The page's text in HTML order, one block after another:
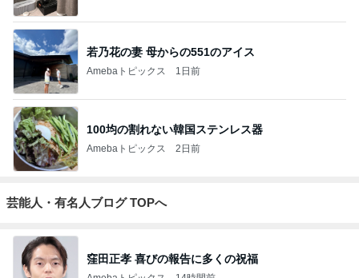
若乃花の妻 母からの551のアイス
Amebaトピックス 1日前
100均の割れない韓国ステンレス器
Amebaトピックス 2日前
芸能人・有名人ブログ TOPへ
窪田正孝 喜びの報告に多くの祝福